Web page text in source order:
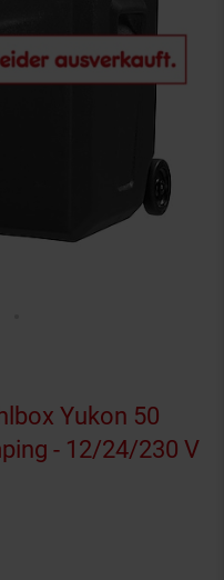
Yukon 50
- 12/24/230 V